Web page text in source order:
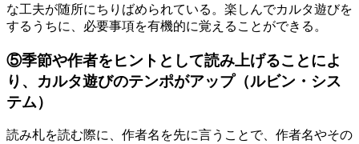
な工夫が随所にちりばめられている。楽しんでカルタ遊びを
するうちに、必要事項を有機的に覚えることができる。
⑤季節や作者をヒントとして読み上げることによ
り、カルタ遊びのテンポがアップ（ルビン・シス
テム）
読み札を読む際に、作者名を先に言うことで、作者名やその